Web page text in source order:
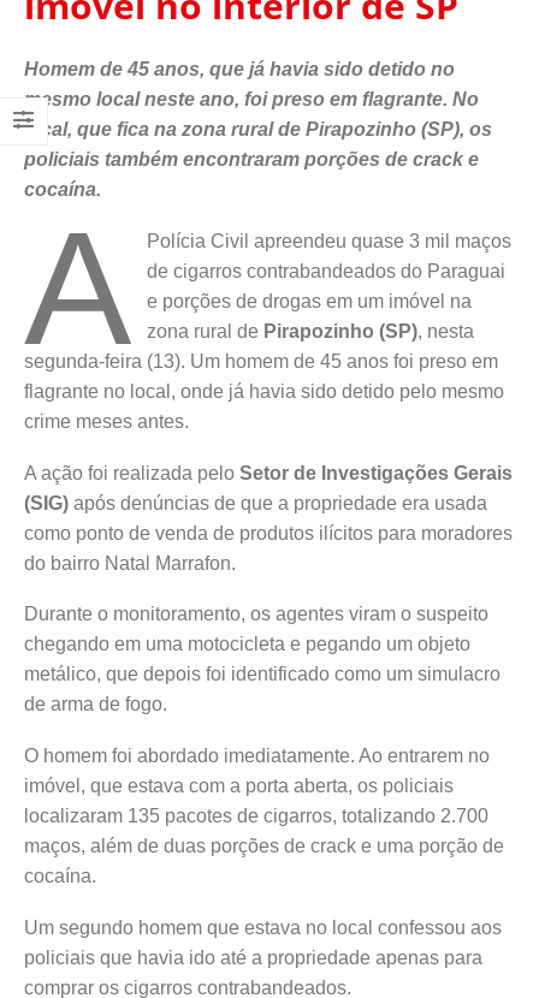
Homem de 45 anos, que já havia sido detido no
mesmo local neste ano, foi preso em flagrante. No
local, que fica na zona rural de Pirapozinho (SP), os
policiais também encontraram porções de crack e
cocaína.
A
Polícia Civil apreendeu quase 3 mil maços
de cigarros contrabandeados do Paraguai
e porções de drogas em um imóvel na
zona rural de Pirapozinho (SP), nesta
segunda-feira (13). Um homem de 45 anos foi preso em
flagrante no local, onde já havia sido detido pelo mesmo
crime meses antes.
A ação foi realizada pelo Setor de Investigações Gerais
(SIG) após denúncias de que a propriedade era usada
como ponto de venda de produtos ilícitos para moradores
do bairro Natal Marrafon.
Durante o monitoramento, os agentes viram o suspeito
chegando em uma motocicleta e pegando um objeto
metálico, que depois foi identificado como um simulacro
de arma de fogo.
O homem foi abordado imediatamente. Ao entrarem no
imóvel, que estava com a porta aberta, os policiais
localizaram 135 pacotes de cigarros, totalizando 2.700
maços, além de duas porções de crack e uma porção de
cocaína.
Um segundo homem que estava no local confessou aos
policiais que havia ido até a propriedade apenas para
comprar os cigarros contrabandeados.